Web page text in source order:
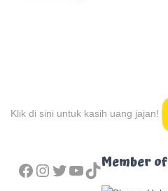
Klik di sini untuk kasih uang jajan!
FACEBOOK INSTAGRAM TWITTER YOUTUBE TIKTOK
Member of